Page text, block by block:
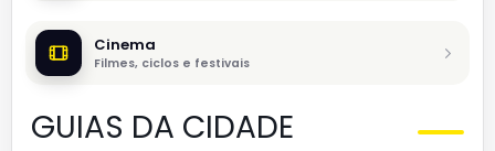
Cinema
Filmes, ciclos e festivais
GUIAS DA CIDADE